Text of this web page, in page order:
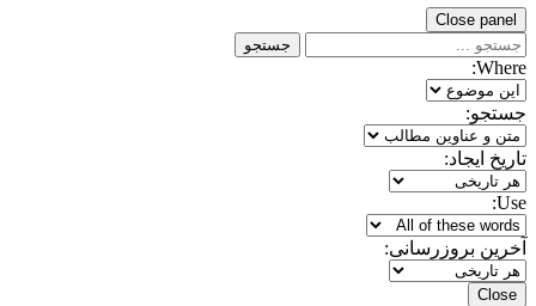
Close panel
جستجو
Where:
جستجو:
تاریخ ایجاد:
Use:
آخرین بروزرسانی:
Close